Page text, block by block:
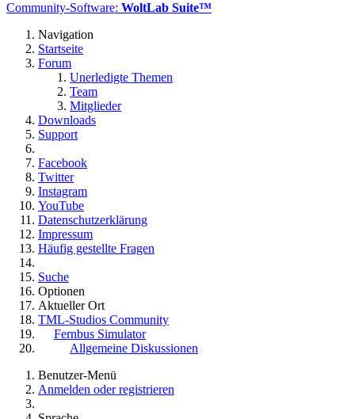
Community-Software: WoltLab Suite™
Navigation
Startseite
Forum
Unerledigte Themen
Team
Mitglieder
Downloads
Support
Facebook
Twitter
Instagram
YouTube
Datenschutzerklärung
Impressum
Häufig gestellte Fragen
Suche
Optionen
Aktueller Ort
TML-Studios Community
Fernbus Simulator
Allgemeine Diskussionen
Benutzer-Menü
Anmelden oder registrieren